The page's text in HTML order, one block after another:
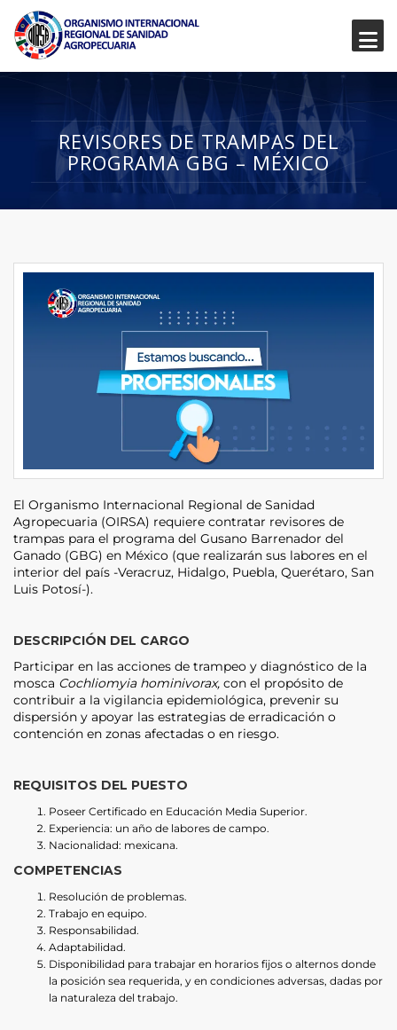
REVISORES DE TRAMPAS DEL
PROGRAMA GBG – MÉXICO
El Organismo Internacional Regional de Sanidad
Agropecuaria (OIRSA) requiere contratar revisores de
trampas para el programa del Gusano Barrenador del
Ganado (GBG) en México (que realizarán sus labores en el
interior del país -Veracruz, Hidalgo, Puebla, Querétaro, San
Luis Potosí-).
DESCRIPCIÓN DEL CARGO
Participar en las acciones de trampeo y diagnóstico de la
mosca Cochliomyia hominivorax, con el propósito de
contribuir a la vigilancia epidemiológica, prevenir su
dispersión y apoyar las estrategias de erradicación o
contención en zonas afectadas o en riesgo.
REQUISITOS DEL PUESTO
Poseer Certificado en Educación Media Superior.
Experiencia: un año de labores de campo.
Nacionalidad: mexicana.
COMPETENCIAS
Resolución de problemas.
Trabajo en equipo.
Responsabilidad.
Adaptabilidad.
Disponibilidad para trabajar en horarios fijos o alternos donde
la posición sea requerida, y en condiciones adversas, dadas por
la naturaleza del trabajo.